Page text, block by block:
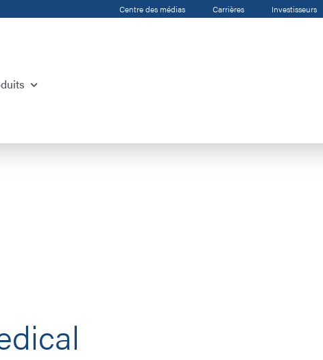
Centre des médias Carrières Investisseurs